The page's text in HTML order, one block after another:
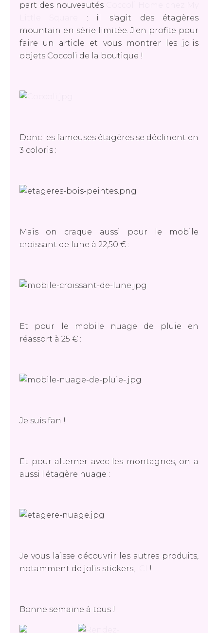
part des nouveautés
: il s'agit des étagères
mountain en série limitée. J'en profite pour
faire un article et vous montrer les jolis
objets Coccoli de la boutique !
Donc les fameuses étagères se déclinent en
3 coloris :
Mais on craque aussi pour le mobile
croissant de lune à 22,50 € :
Et pour le mobile nuage de pluie en
réassort à 25 € :
Je suis fan !
Et pour alterner avec les montagnes, on a
aussi l'étagère nuage :
Je vous laisse découvrir les autres produits,
notamment de jolis stickers,
!
Bonne semaine à tous !